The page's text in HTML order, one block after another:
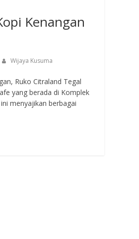
Kenangan
Wijaya Kusuma
Ruko Citraland Tegal
yang berada di Komplek
menyajikan berbagai